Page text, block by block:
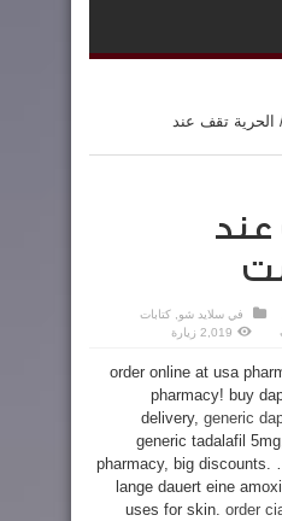
الحرية تقف عند
عند
في سلايد شو, كتابات
عند
الهولوكوست
مغلقة
2,019 زيارة
order online at usa
pharmacy! buy
delivery, generic
generic tadalafil
pharmacy, big discounts.
lange dauert eine
uses for skin. order